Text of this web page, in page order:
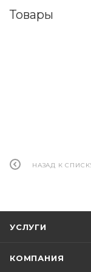
Товары
НАЗАД К
УСЛУГИ
КОМПАНИЯ